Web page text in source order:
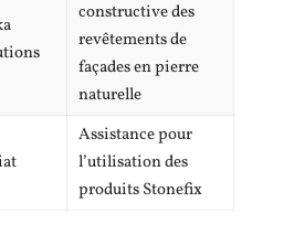
constructive des
revêtements de
façades en pierre
naturelle
Assistance pour
l’utilisation des
produits Stonefix